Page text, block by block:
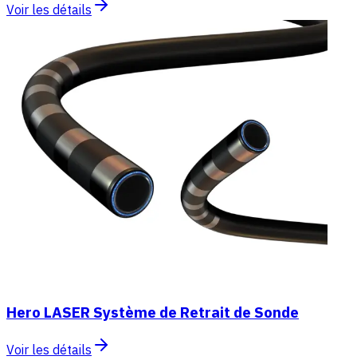
Voir les détails
Hero LASER Système de Retrait de Sonde
Voir les détails